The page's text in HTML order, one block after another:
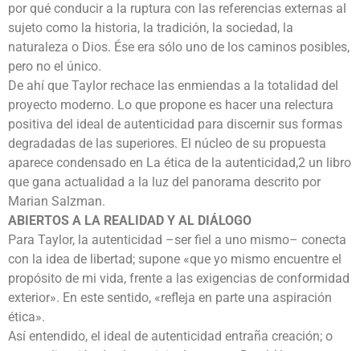
por qué conducir a la ruptura con las referencias externas al
sujeto como la historia, la tradición, la sociedad, la
naturaleza o Dios. Ése era sólo uno de los caminos posibles,
pero no el único.
De ahí que Taylor rechace las enmiendas a la totalidad del
proyecto moderno. Lo que propone es hacer una relectura
positiva del ideal de autenticidad para discernir sus formas
degradadas de las superiores. El núcleo de su propuesta
aparece condensado en La ética de la autenticidad,2 un libro
que gana actualidad a la luz del panorama descrito por
Marian Salzman.
ABIERTOS A LA REALIDAD Y AL DIÁLOGO
Para Taylor, la autenticidad –ser fiel a uno mismo– conecta
con la idea de libertad; supone «que yo mismo encuentre el
propósito de mi vida, frente a las exigencias de conformidad
exterior». En este sentido, «refleja en parte una aspiración
ética».
Así entendido, el ideal de autenticidad entraña creación; o